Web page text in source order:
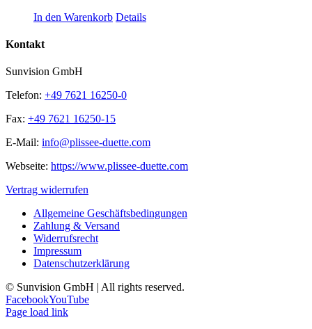
In den Warenkorb Details
Kontakt
Sunvision GmbH
Telefon: +49 7621 16250-0
Fax: +49 7621 16250-15
E-Mail: info@plissee-duette.com
Webseite: https://www.plissee-duette.com
Vertrag widerrufen
Allgemeine Geschäftsbedingungen
Zahlung & Versand
Widerrufsrecht
Impressum
Datenschutzerklärung
© Sunvision GmbH | All rights reserved.
FacebookYouTube
Page load link